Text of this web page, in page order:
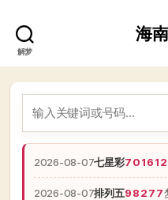
解梦
海
2026-08-07七星彩
2026-08-07排列五98277